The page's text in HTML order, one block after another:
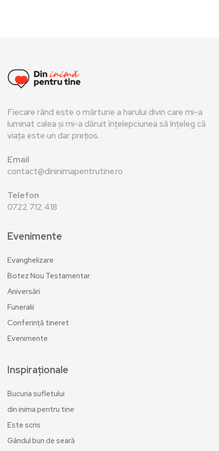
Fiecare rând este o mărturie a harului divin care mi-a
luminat calea și mi-a dăruit înțelepciunea să înțeleg că
viața este un dar prețios.
Email
contact@dininimapentrutine.ro
Telefon
0722 712 418
Evenimente
Evanghelizare
Botez Nou Testamentar
Aniversări
Funeralii
Conferință tineret
Evenimente
Inspiraționale
Bucuria sufletului
din inima pentru tine
Este scris
Gândul bun de seară